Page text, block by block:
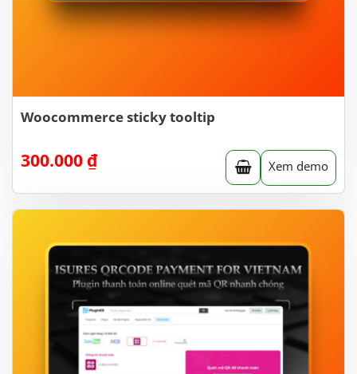
Woocommerce sticky tooltip
300.000 ₫ Xem demo